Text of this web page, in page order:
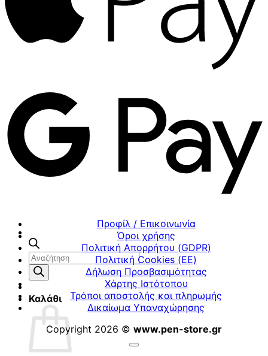
Αναζήτηση
προϊόντων
Καλάθι
Προφίλ / Επικοινωνία
Όροι χρήσης
Πολιτική Απορρήτου (GDPR)
Πολιτική Cookies (ΕΕ)
Δήλωση Προσβασιμότητας
Χάρτης Ιστότοπου
Τρόποι αποστολής και πληρωμής
Δικαίωμα Υπαναχώρησης
Copyright 2026 © www.pen-store.gr